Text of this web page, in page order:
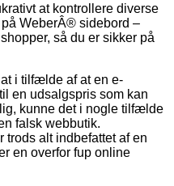
at kontrollere diverse
WeberÂ® sidebord –
så du er sikker på
i tilfælde af at en e-
en udsalgspris som kan
kunne det i nogle tilfælde
falsk webbutik.
trods alt indbefattet af en
en overfor fup online